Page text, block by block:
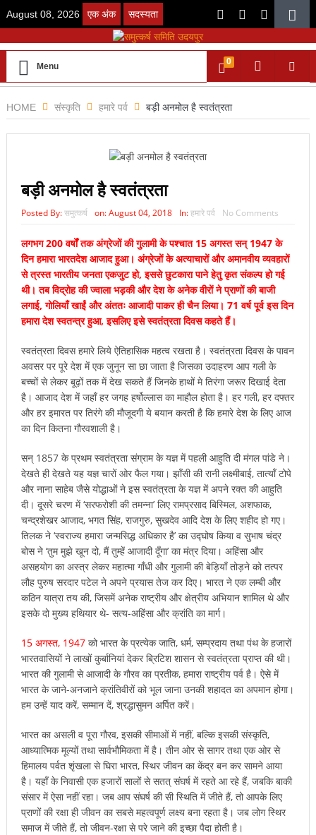
August 08, 2026 एक अंक सदस्यता
Menu 0
HOME संस्कृति हमारे पर्व बड़ी अनमोल है स्वतंत्रता
बड़ी अनमोल है स्वतंत्रता
Posted By:समुत्कर्ष on:August 04, 2018 In:हमारे पर्व No Comments
लगभग 200 वर्षों तक अंग्रेजों की गुलामी के पश्चात 15 अगस्त सन् 1947 के
दिन हमारा भारतदेश आजाद हुआ। अंग्रेजों के अत्याचारों और अमानवीय व्यवहारों
से त्रस्त भारतीय जनता एकजुट हो, इससे छुटकारा पाने हेतु कृत संकल्प हो गई
थी। तब विद्रोह की ज्वाला भड़की और देश के अनेक वीरों ने प्राणों की बाजी
लगाई, गोलियाँ खाईं और अंततः आजादी पाकर ही चैन लिया। 71 वर्ष पूर्व इस दिन
हमारा देश स्वतन्त्र हुआ, इसलिए इसे स्वतंत्रता दिवस कहते हैं।
स्वतंत्रता दिवस हमारे लिये ऐतिहासिक महत्व रखता है। स्वतंत्रता दिवस के पावन
अवसर पर पूरे देश में एक जुनून सा छा जाता है जिसका उदाहरण आप गली के
बच्चों से लेकर बूढ़ों तक में देख सकते हैं जिनके हाथों मे तिरंगा जरूर दिखाई देता
है। आजाद देश में जहाँ हर जगह हर्षोल्लास का माहौल होता है। हर गली, हर दफ्तर
और हर इमारत पर तिरंगे की मौजूदगी ये बयान करती है कि हमारे देश के लिए आज
का दिन कितना गौरवशाली है।
सन् 1857 के प्रथम स्वतंत्रता संग्राम के यज्ञ में पहली आहुति दी मंगल पांडे ने।
देखते ही देखते यह यज्ञ चारों ओर फैल गया। झाँसी की रानी लक्ष्मीबाई, तात्याँ टोपे
और नाना साहेब जैसे योद्धाओं ने इस स्वतंत्रता के यज्ञ में अपने रक्त की आहुति
दी। दूसरे चरण में ‘सरफरोशी की तमन्ना’ लिए रामप्रसाद बिस्मिल, अशफाक,
चन्द्रशेखर आजाद, भगत सिंह, राजगुरु, सुखदेव आदि देश के लिए शहीद हो गए।
तिलक ने ‘स्वराज्य हमारा जन्मसिद्ध अधिकार है’ का उद्घोष किया व सुभाष चंद्र
बोस ने ‘तुम मुझे खून दो, मैं तुम्हें आजादी दूँगा’ का मंत्र दिया। अहिंसा और
असहयोग का अस्त्र लेकर महात्मा गाँधी और गुलामी की बेड़ियाँ तोड़ने को तत्पर
लौह पुरुष सरदार पटेल ने अपने प्रयास तेज कर दिए। भारत ने एक लम्बी और
कठिन यात्रा तय की, जिसमें अनेक राष्ट्रीय और क्षेत्रीय अभियान शामिल थे और
इसके दो मुख्य हथियार थे- सत्य-अहिंसा और क्रांति का मार्ग।
15 अगस्त, 1947को भारत के प्रत्येक जाति, धर्म, सम्प्रदाय तथा पंथ के हजारों
भारतवासियों ने लाखों कुर्बानियां देकर ब्रिटिश शासन से स्वतंत्रता प्राप्त की थी।
भारत की गुलामी से आजादी के गौरव का प्रतीक, हमारा राष्ट्रीय पर्व है। ऐसे में
भारत के जाने-अनजाने क्रांतिवीरों को भूल जाना उनकी शहादत का अपमान होगा।
हम उन्हें याद करें, सम्मान दें, श्रद्धासुमन अर्पित करें।
भारत का असली व पूरा गौरव, इसकी सीमाओं में नहीं, बल्कि इसकी संस्कृति,
आध्यात्मिक मूल्यों तथा सार्वभौमिकता में है। तीन ओर से सागर तथा एक ओर से
हिमालय पर्वत शृंखला से घिरा भारत, स्थिर जीवन का केंद्र बन कर सामने आया
है। यहाँ के निवासी एक हजारों सालों से सतत् संघर्ष में रहते आ रहे हैं, जबकि बाकी
संसार में ऐसा नहीं रहा। जब आप संघर्ष की सी स्थिति में जीते हैं, तो आपके लिए
प्राणों की रक्षा ही जीवन का सबसे महत्वपूर्ण लक्ष्य बना रहता है। जब लोग स्थिर
समाज में जीते हैं, तो जीवन-रक्षा से परे जाने की इच्छा पैदा होती है।